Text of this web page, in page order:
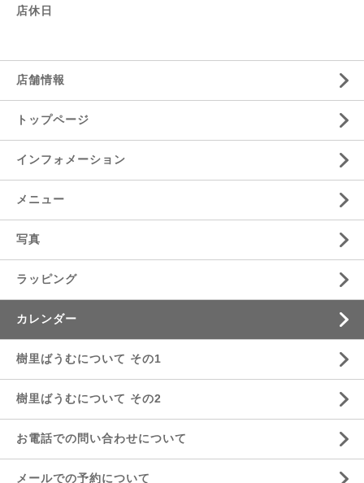
店休日
店舗情報
トップページ
インフォメーション
メニュー
写真
ラッピング
カレンダー
樹里ばうむについて その1
樹里ばうむについて その2
お電話での問い合わせについて
メールでの予約について